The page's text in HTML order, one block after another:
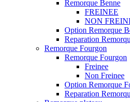
Remorque Benne
FREINEE
NON
Option Remorque
Reparation
Remorque Fourgon
Remorque Fourgon
Freinee
Non Freinee
Option Remorque
Reparation